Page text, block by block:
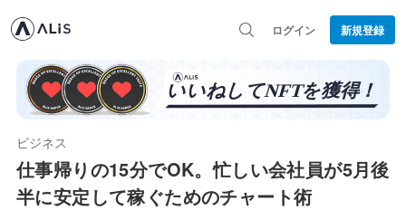
ログイン 新規登録
ビジネス
仕事帰りの15分でOK。忙しい会社員が5月後
半に安定して稼ぐためのチャート術